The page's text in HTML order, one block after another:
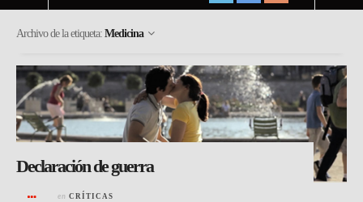
Archivo de la etiqueta: Medicina
Declaración de guerra
en CRÍTICAS